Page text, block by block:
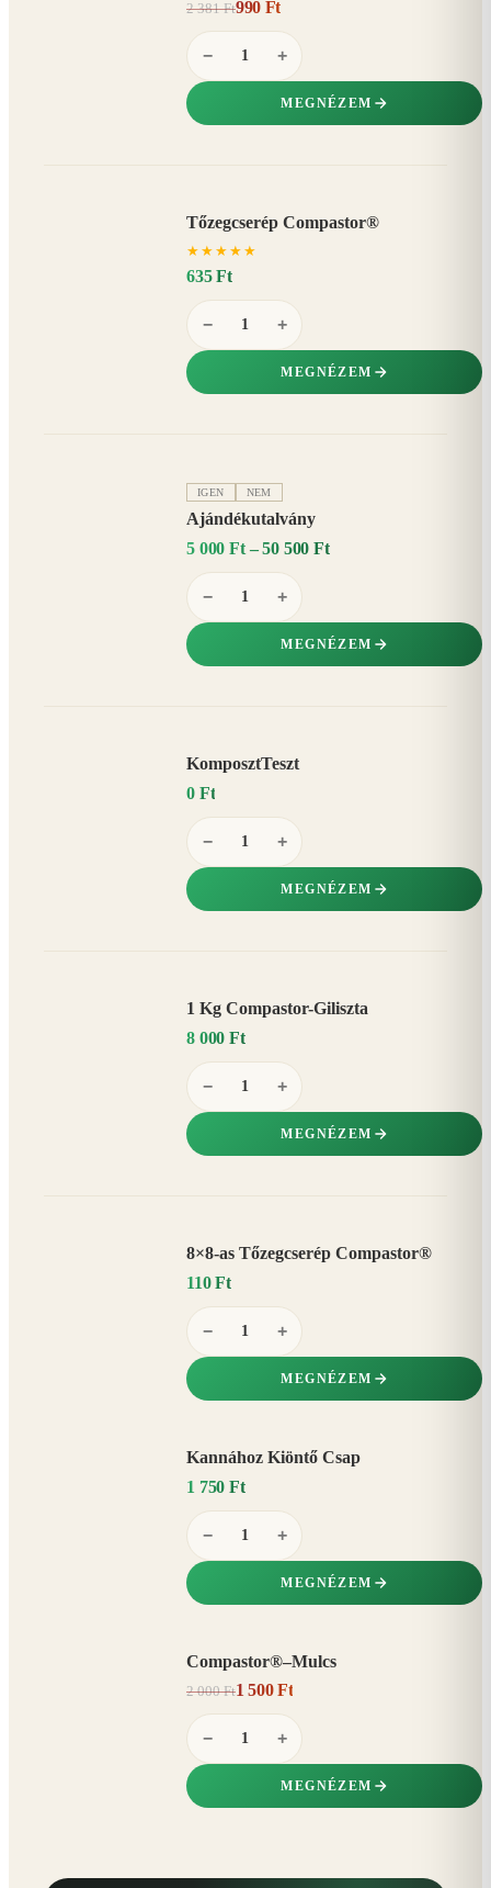
2 381 Ft990 Ft
− +
MEGNÉZEM
Tőzegcserép Compastor®
★ ★ ★ ★ ★
635 Ft
− +
MEGNÉZEM
IGEN NEM
Ajándékutalvány
5 000 Ft – 50 500 Ft
− +
MEGNÉZEM
KomposztTeszt
0 Ft
− +
MEGNÉZEM
1 Kg Compastor-Giliszta
8 000 Ft
− +
MEGNÉZEM
8×8-as Tőzegcserép Compastor®
110 Ft
− +
MEGNÉZEM
Kannához Kiöntő Csap
1 750 Ft
− +
MEGNÉZEM
Compastor®–Mulcs
2 000 Ft1 500 Ft
− +
MEGNÉZEM